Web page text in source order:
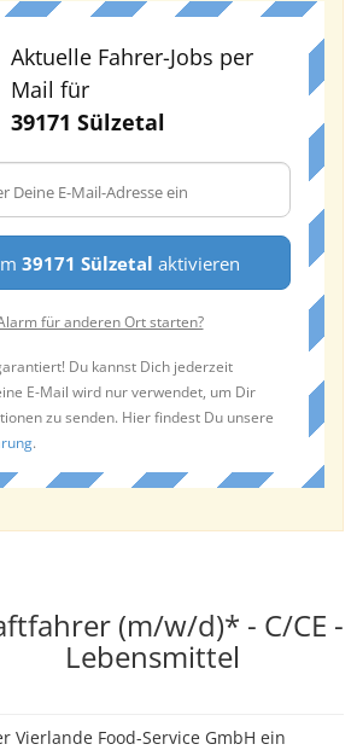
Aktuelle Fahrer-Jobs per
Mail für
39171 Sülzetal
39171 Sülzetal aktivieren
für anderen Ort starten?
Du kannst Dich jederzeit
E-Mail wird nur verwendet, um Dir
zu senden. Hier findest Du unsere
.
(m/w/d)* - C/CE -
Lebensmittel
Vierlande Food-Service GmbH ein